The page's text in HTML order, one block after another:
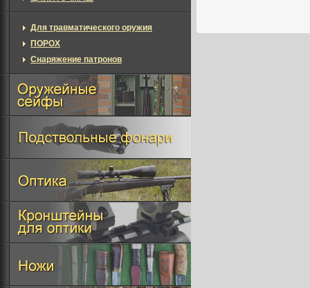
Для травматического оружия
ПОРОХ
Снаряжение патронов